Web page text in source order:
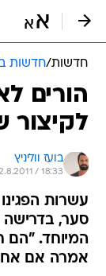
חדשות/חדשות
הורים
לקיצור
בועז ווליניץ
/ 18:33
עשרות
סער, בדרישה
המיוחד. "הם
אמרה אם